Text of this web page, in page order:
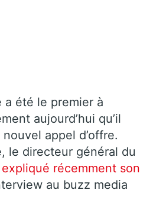
a été le premier à
aujourd’hui qu’il
appel d’offre.
le directeur général du
expliqué récemment son
au buzz media